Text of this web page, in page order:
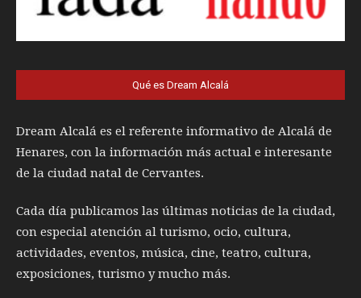
Qué es Dream Alcalá
Dream Alcalá es el referente informativo de Alcalá de
Henares, con la información más actual e interesante
de la ciudad natal de Cervantes.
Cada día publicamos las últimas noticias de la ciudad,
con especial atención al turismo, ocio, cultura,
actividades, eventos, música, cine, teatro, cultura,
exposiciones, turismo y mucho más.